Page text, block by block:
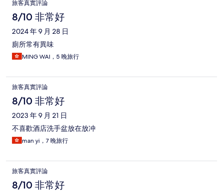
旅客真實評論
8/10 非常好
2024 年 9 月 28 日
廁所常有異味
MING WAI，5 晚旅行
旅客真實評論
8/10 非常好
2023 年 9 月 21 日
不喜歡酒店洗手盆放在放冲
man yi，7 晚旅行
旅客真實評論
8/10 非常好